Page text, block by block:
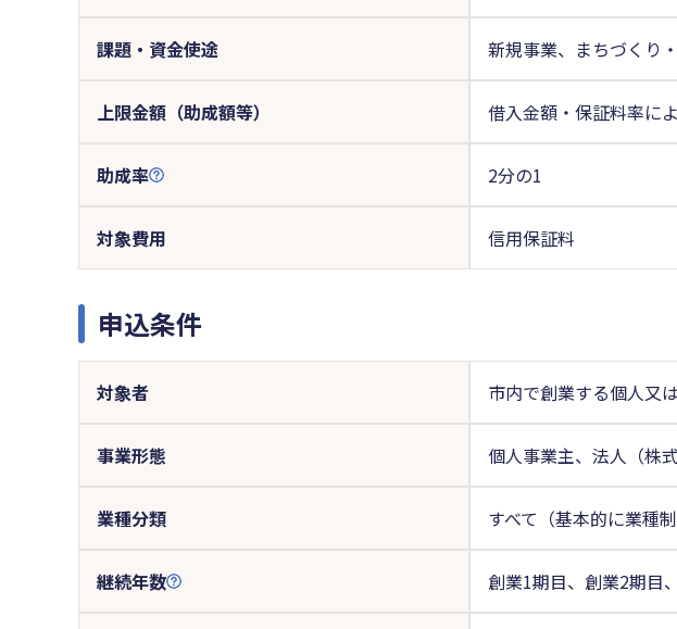
課題・資金使途 新規事業、まちづくり
上限金額（助成額等） 借入金額・保証料率に
助成率 2分の1
対象費用 信用保証料
申込条件
対象者 市内で創業する個人又
事業形態 個人事業主、法人（株
業種分類 すべて（基本的に業種制
継続年数 創業1期目、創業2期目